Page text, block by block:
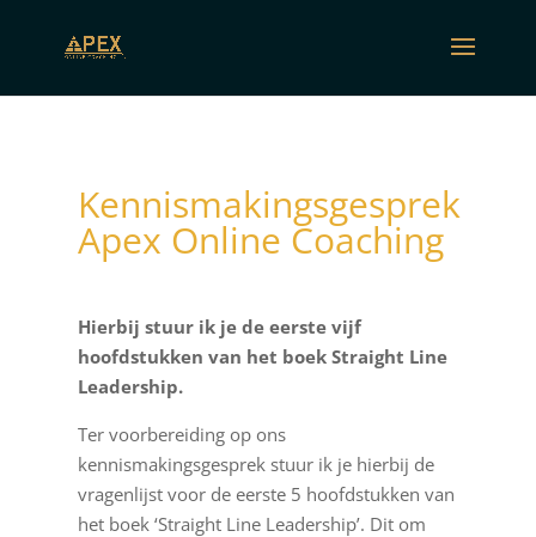
Kennismakingsgesprek
Apex Online Coaching
Hierbij stuur ik je de eerste vijf
hoofdstukken van het boek Straight Line
Leadership.
Ter voorbereiding op ons
kennismakingsgesprek stuur ik je hierbij de
vragenlijst voor de eerste 5 hoofdstukken van
het boek ‘Straight Line Leadership’. Dit om